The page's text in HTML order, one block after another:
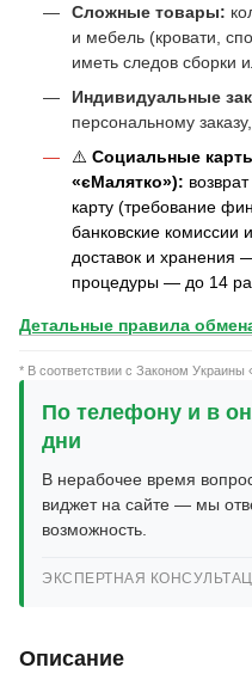
Сложные товары:
и мебель (кровати,
иметь следов сборки
Индивидуальные
персональному
⚠️ Социальные
«єМалятко»):
карту (требование
банковские комиссии
доставок и хранения
процедуры — до 14
Детальные правила
* В соответствии с Законом Украины
По телефону и в
дни
В нерабочее время
виджет на сайте — мы
возможность.
ЭКСПЕРТНАЯ
Описание